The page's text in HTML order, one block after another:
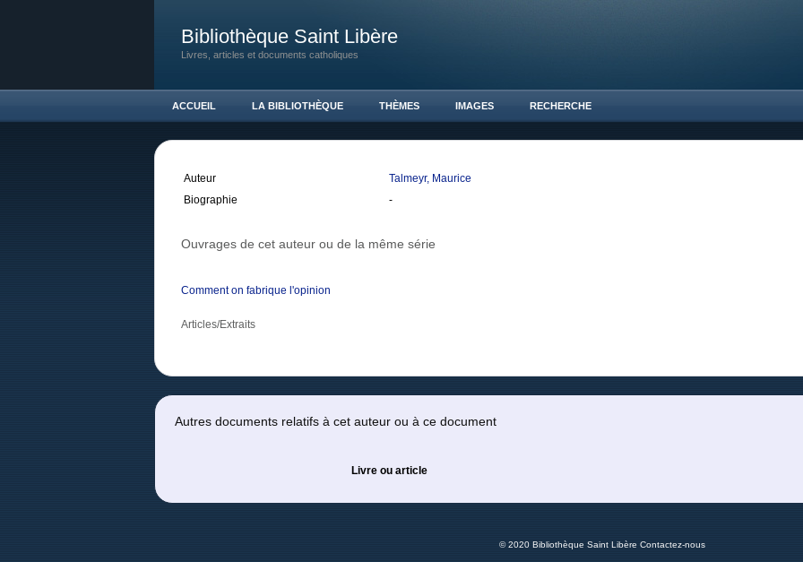
Bibliothèque Saint Libère
Livres, articles et documents catholiques
ACCUEIL LA BIBLIOTHÈQUE THÈMES IMAGES RECHERCHE
Auteur
Talmeyr, Maurice
Biographie
-
Ouvrages de cet auteur ou de la même série
Comment on fabrique l'opinion
Articles/Extraits
Autres documents relatifs à cet auteur ou à ce document
Livre ou article
© 2020 Bibliothèque Saint Libère Contactez-nous